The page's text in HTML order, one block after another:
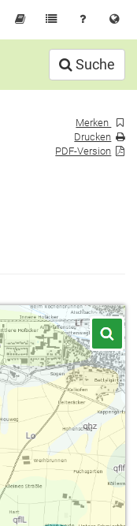
Suche
Merken
Drucken
PDF-Version